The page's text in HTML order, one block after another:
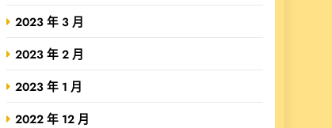
2023 年 3 月
2023 年 2 月
2023 年 1 月
2022 年 12 月